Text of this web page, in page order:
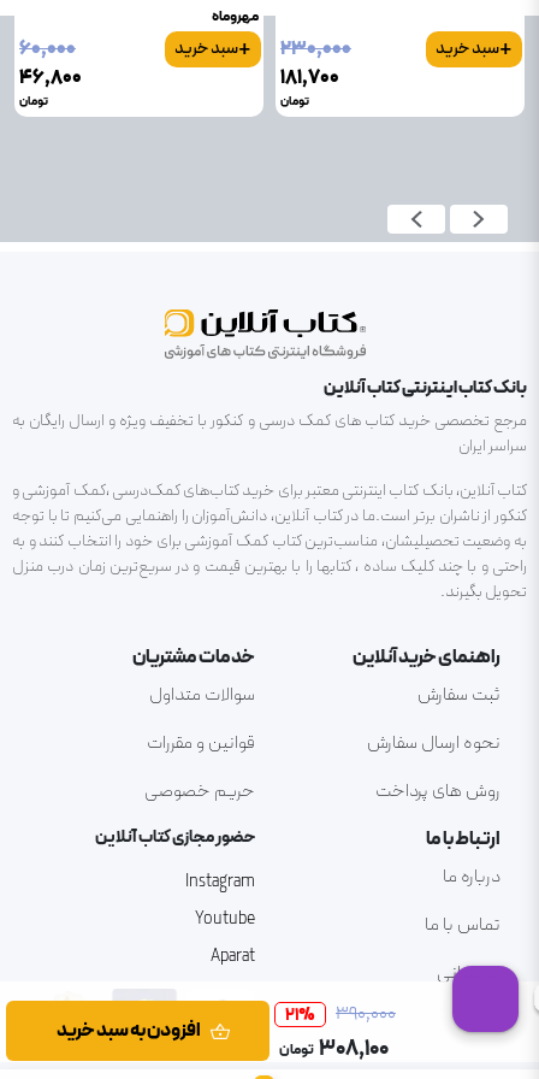
۳۹۰٬۰۰۰ 21%
۳۰۸٬۱۰۰ تومان
افزودن به سبد خرید
+سبد خرید
۲۳۰٬۰۰۰
۱۸۱٬۷۰۰
تومان
مهروماه
+سبد خرید
۶۰٬۰۰۰
۴۶٬۸۰۰
تومان
بانک کتاب اینترنتی کتاب آنلاین
مرجع تخصصی خرید کتاب های کمک درسی و کنکور با تخفیف ویژه و ارسال رایگان به
سراسر ایران
کتاب آنلاین، بانک کتاب اینترنتی معتبر برای خرید کتاب‌های کمک‌درسی ،کمک آموزشی و
کنکور از ناشران برتر است.ما در کتاب آنلاین، دانش‌آموزان را راهنمایی می‌کنیم تا با توجه
به وضعیت تحصیلیشان، مناسب‌ترین کتاب کمک آموزشی برای خود را انتخاب کنند و به
راحتی و با چند کلیک ساده ، کتابها را با بهترین قیمت و در سریع‌ترین زمان درب منزل
تحویل بگیرند.
راهنمای خرید آنلاین
ثبت سفارش
نحوه ارسال سفارش
روش های پرداخت
خدمات مشتریان
سوالات متداول
قوانین و مقررات
حریم خصوصی
ارتباط با ما
درباره ما
تماس با ما
پشتیبانی
حضور مجازی کتاب آنلاین
Instagram
Youtube
Aparat